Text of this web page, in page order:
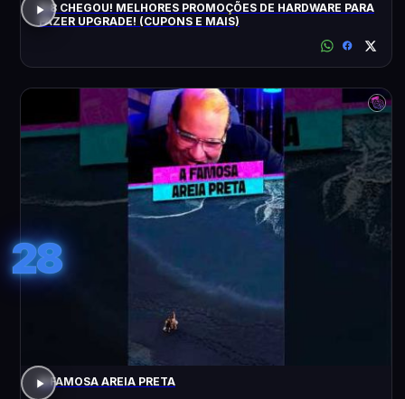
8.8 CHEGOU! MELHORES PROMOÇÕES DE HARDWARE PARA
FAZER UPGRADE! (CUPONS E MAIS)
28
A FAMOSA AREIA PRETA